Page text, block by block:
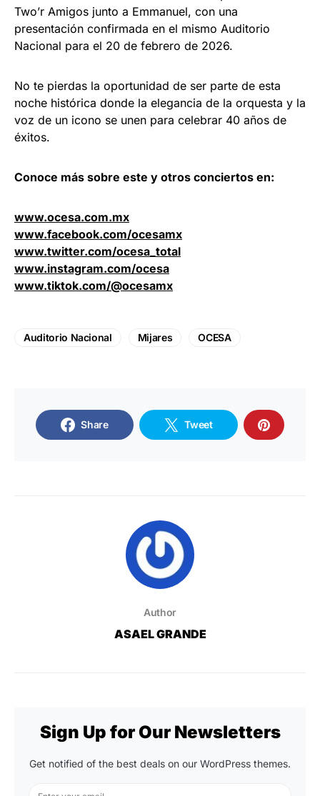
Two’r Amigos junto a Emmanuel, con una
presentación confirmada en el mismo Auditorio
Nacional para el 20 de febrero de 2026.
No te pierdas la oportunidad de ser parte de esta
noche histórica donde la elegancia de la orquesta y la
voz de un icono se unen para celebrar 40 años de
éxitos.
Conoce más sobre este y otros conciertos en:
www.ocesa.com.mx
www.facebook.com/ocesamx
www.twitter.com/ocesa_total
www.instagram.com/ocesa
www.tiktok.com/@ocesamx
Auditorio Nacional Mijares OCESA
Share Tweet
Author
ASAEL GRANDE
Sign Up for Our Newsletters
Get notified of the best deals on our WordPress themes.